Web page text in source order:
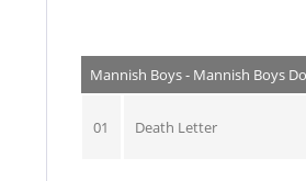
Mannish Boys - Mannish Boys
01 Death Letter